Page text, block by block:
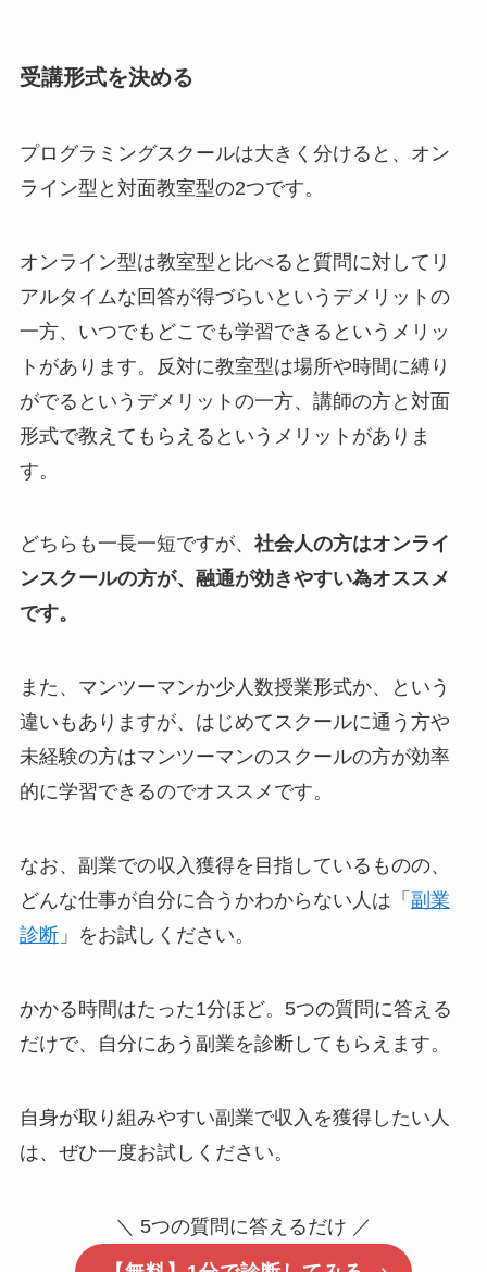
受講形式を決める
プログラミングスクールは大きく分けると、オン
ライン型と対面教室型の2つです。
オンライン型は教室型と比べると質問に対してリ
アルタイムな回答が得づらいというデメリットの
一方、いつでもどこでも学習できるというメリッ
トがあります。反対に教室型は場所や時間に縛り
がでるというデメリットの一方、講師の方と対面
形式で教えてもらえるというメリットがありま
す。
どちらも一長一短ですが、 社会人の方はオンライ
ンスクールの方が、融通が効きやすい為オススメ
です。
また、マンツーマンか少人数授業形式か、という
違いもありますが、はじめてスクールに通う方や
未経験の方はマンツーマンのスクールの方が効率
的に学習できるのでオススメです。
なお、副業での収入獲得を目指しているものの、
どんな仕事が自分に合うかわからない人は「 副業
診断」をお試しください。
かかる時間はたった1分ほど。5つの質問に答える
だけで、自分にあう副業を診断してもらえます。
自身が取り組みやすい副業で収入を獲得したい人
は、ぜひ一度お試しください。
＼ 5つの質問に答えるだけ ／